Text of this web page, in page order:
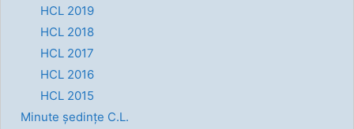
HCL 2019
HCL 2018
HCL 2017
HCL 2016
HCL 2015
Minute ședințe C.L.